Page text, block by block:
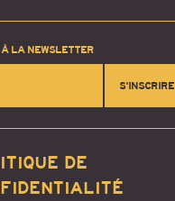
LA NEWSLETTER
S'INSCRIRE
DE